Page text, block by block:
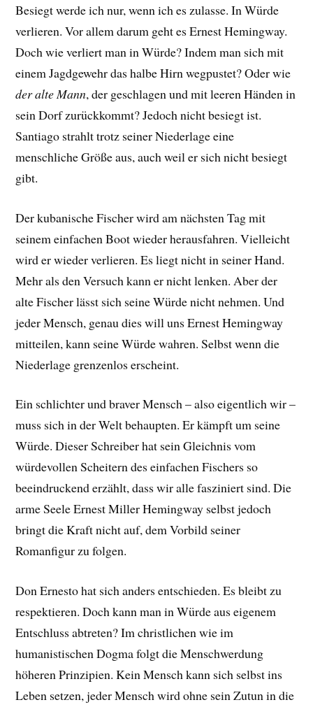
Besiegt werde ich nur, wenn ich es zulasse. In Würde
verlieren. Vor allem darum geht es Ernest Hemingway.
Doch wie verliert man in Würde?Indem man sich mit
einem Jagdgewehr das halbe Hirn wegpustet? Oderwie
der alte Mann, der geschlagen und mit leeren Händen in
sein Dorf zurückkommt? Jedoch nicht besiegt ist.
Santiago strahlt trotz seiner Niederlage eine
menschliche Größe aus, auch weil er sich nicht besiegt
gibt.
Der kubanische Fischer wird am nächsten Tag mit
seinem einfachen Boot wieder herausfahren. Vielleicht
wird er wieder verlieren. Es liegt nicht in seiner Hand.
Mehr als den Versuch kann er nicht lenken. Aber der
alte Fischer lässt sich seine Würde nicht nehmen. Und
jeder Mensch, genau dies will uns Ernest Hemingway
mitteilen, kann seine Würde wahren. Selbst wenn die
Niederlage grenzenlos erscheint.
Ein schlichter und braver Mensch – also eigentlich wir –
muss sich in der Welt behaupten. Er kämpft um seine
Würde. Dieser Schreiber hat sein Gleichnis vom
würdevollen Scheitern des einfachen Fischers so
beeindruckend erzählt, dass wir alle fasziniert sind. Die
arme Seele Ernest Miller Hemingway selbst jedoch
bringt die Kraft nicht auf, dem Vorbild seiner
Romanfigur zu folgen.
Don Ernesto hat sich anders entschieden. Es bleibt zu
respektieren. Doch kann man in Würde aus eigenem
Entschluss abtreten? Im christlichen wie im
humanistischen Dogma folgt die Menschwerdung
höheren Prinzipien. Kein Mensch kann sich selbst ins
Leben setzen, jeder Mensch wird ohne sein Zutun in die